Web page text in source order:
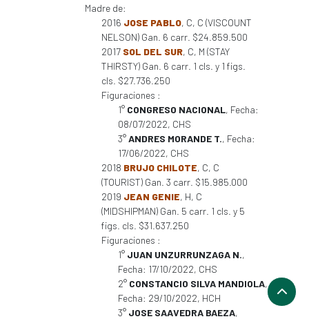
Madre de:
2016 JOSE PABLO, C, C (VISCOUNT
NELSON) Gan. 6 carr. $24.859.500
2017 SOL DEL SUR, C, M (STAY
THIRSTY) Gan. 6 carr. 1 cls. y 1 figs.
cls. $27.736.250
Figuraciones :
1° CONGRESO NACIONAL, Fecha:
08/07/2022, CHS
3°ANDRES MORANDE T., Fecha:
17/06/2022, CHS
2018 BRUJO CHILOTE, C, C
(TOURIST) Gan. 3 carr. $15.985.000
2019 JEAN GENIE, H, C
(MIDSHIPMAN) Gan. 5 carr. 1 cls. y 5
figs. cls. $31.637.250
Figuraciones :
1° JUAN UNZURRUNZAGA N.,
Fecha: 17/10/2022, CHS
2° CONSTANCIO SILVA MANDIOLA,
Fecha: 29/10/2022, HCH
3° JOSE SAAVEDRA BAEZA,